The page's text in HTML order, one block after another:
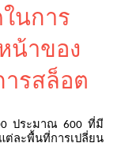
นการ
น้าของ
ารสล็อต
ประมาณ 600 ที่มี
ต่ละพื้นที่การเปลี่ยน